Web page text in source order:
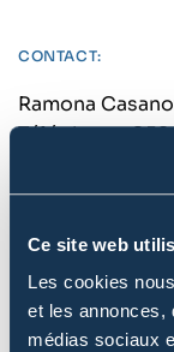
Ce site web
Les cookies
et les annonces,
médias sociaux
CONTACT:
Ramona
Téléphone: 058
DONNÉES DU
CH-